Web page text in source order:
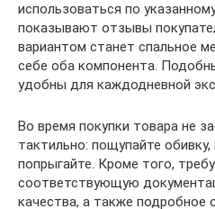
использоваться по
показывают отзывы
вариантом станет спальное
себе оба компонента.
удобны для каждодневной
Во время покупки товара не
тактильно: пощупайте обивку,
попрыгайте. Кроме того,
соответствующую
качества, а также подробное